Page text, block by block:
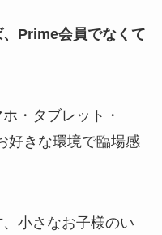
Prime会員でなくて
・タブレット・
好きな環境で臨場感
小さなお子様のい